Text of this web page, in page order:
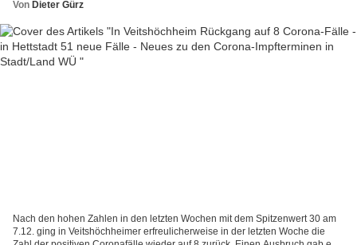
Von Dieter Gürz
Nach den hohen Zahlen in den letzten Wochen mit dem Spitzenwert 30 am
7.12. ging in Veitshöchheimer erfreulicherweise in der letzten Woche die